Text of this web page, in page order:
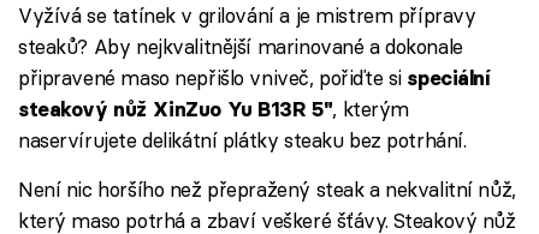
Vyžívá se tatínek v grilování a je mistrem přípravy
steaků? Aby nejkvalitnější marinované a dokonale
připravené maso nepřišlo vniveč, pořiďte si speciální
steakový nůž XinZuo Yu B13R 5", kterým
naservírujete delikátní plátky steaku bez potrhání.
Není nic horšího než přepražený steak a nekvalitní nůž,
který maso potrhá a zbaví veškeré šťávy. Steakový nůž